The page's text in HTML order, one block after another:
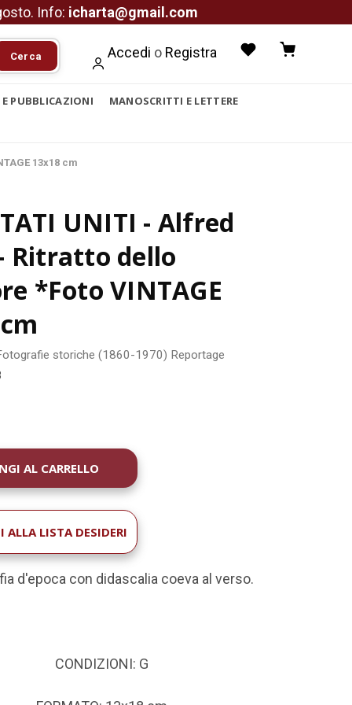
Info: icharta@gmail.com
Cerca Accedi o Registra
E PUBBLICAZIONI
MANOSCRITTI E LETTERE
13x18 cm
UNITI - Alfred
Ritratto dello
*Foto VINTAGE
storiche (1860-1970) Reportage
ALLA LISTA DESIDERI
d'epoca con didascalia coeva al verso.
CONDIZIONI: G